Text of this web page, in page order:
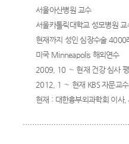
서울아산병원 교수
서울카톨릭대학교 성모병원 교
현재까지 성인 심장수술 4000
미국 Minneapolis 해외연수
2009, 10 ∼ 현재 건강 심사
2012, 1 ∼ 현재 KBS 자문교수,
현재 : 대한흉부외과학회 이사